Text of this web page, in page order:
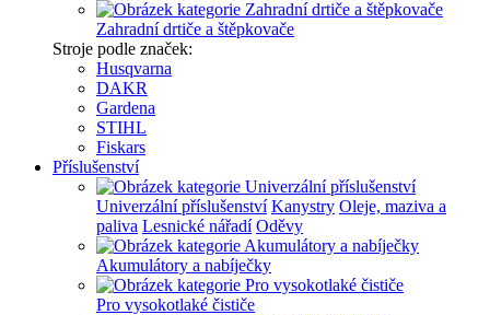
Zahradní drtiče a štěpkovače
Stroje podle značek:
Husqvarna
DAKR
Gardena
STIHL
Fiskars
Příslušenství
Univerzální příslušenství Kanystry Oleje, maziva a
paliva Lesnické nářadí Oděvy
Akumulátory a nabíječky
Pro vysokotlaké čističe